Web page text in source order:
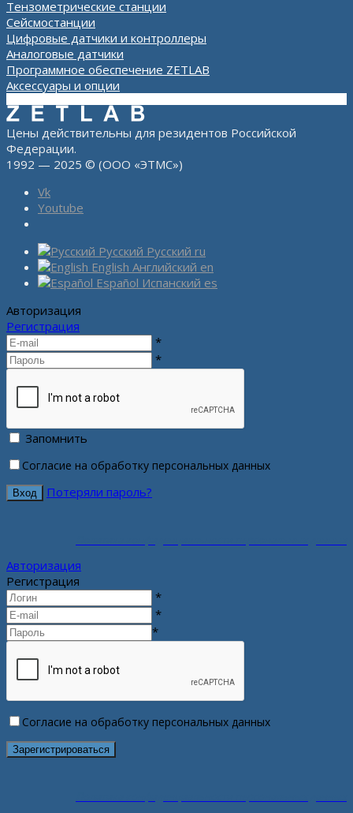
Тензометрические станции
Сейсмостанции
Цифровые датчики и контроллеры
Аналоговые датчики
Программное обеспечение ZETLAB
Аксессуары и опции
Цены действительны для резидентов Российской
Федерации.
1992 — 2025 © (ООО «ЭТМС»)
Vk
Youtube
Русский Русский ru
English Английский en
Español Испанский es
Авторизация
Регистрация
*
*
Запомнить
Согласие на обработку персональных данных
Потеряли пароль?
Авторизация
Регистрация
*
*
*
Согласие на обработку персональных данных